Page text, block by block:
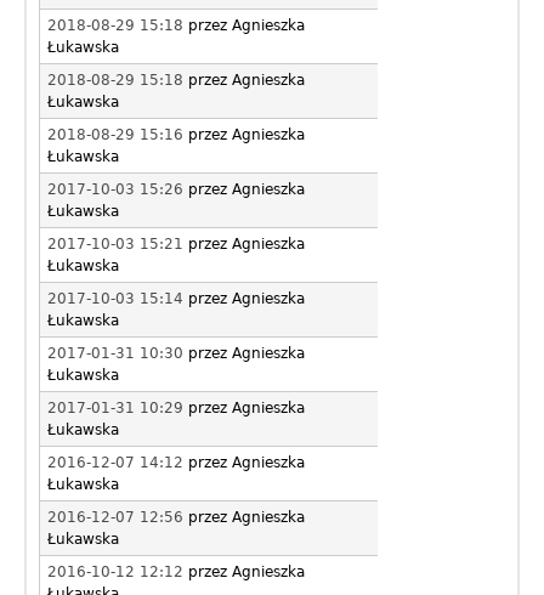
2018-08-29 15:18 przez Agnieszka
Łukawska
2018-08-29 15:18 przez Agnieszka
Łukawska
2018-08-29 15:16 przez Agnieszka
Łukawska
2017-10-03 15:26 przez Agnieszka
Łukawska
2017-10-03 15:21 przez Agnieszka
Łukawska
2017-10-03 15:14 przez Agnieszka
Łukawska
2017-01-31 10:30 przez Agnieszka
Łukawska
2017-01-31 10:29 przez Agnieszka
Łukawska
2016-12-07 14:12 przez Agnieszka
Łukawska
2016-12-07 12:56 przez Agnieszka
Łukawska
2016-10-12 12:12 przez Agnieszka